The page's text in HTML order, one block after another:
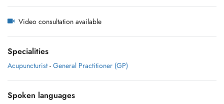
Video consultation available
Specialities
Acupuncturist - General Practitioner (GP)
Spoken languages